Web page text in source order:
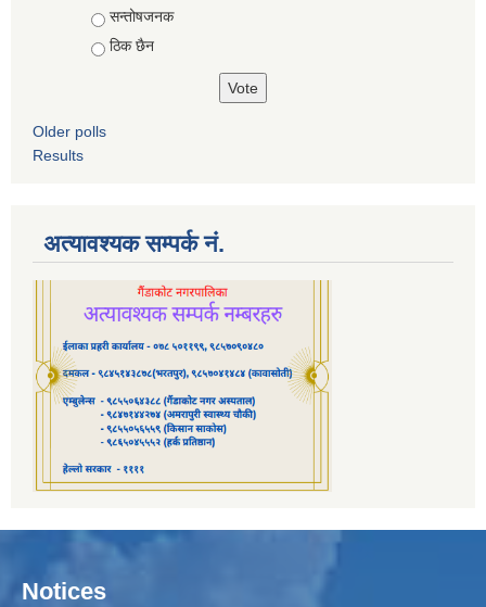
सन्तोषजनक
ठिक छैन
Older polls
Results
अत्यावश्यक सम्पर्क नं.
Notices